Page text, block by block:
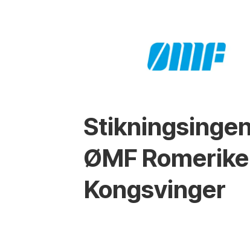
ØMF Romerike
Kongsvinger